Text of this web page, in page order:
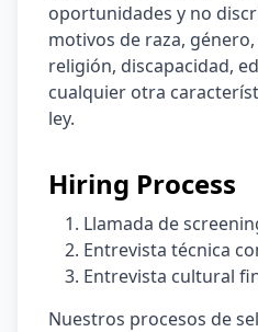
oportunidades y no
motivos de raza,
religión, discapacidad,
cualquier otra
ley.
Hiring Process
Llamada de
Entrevista técnica
Entrevista cultural
Nuestros procesos de